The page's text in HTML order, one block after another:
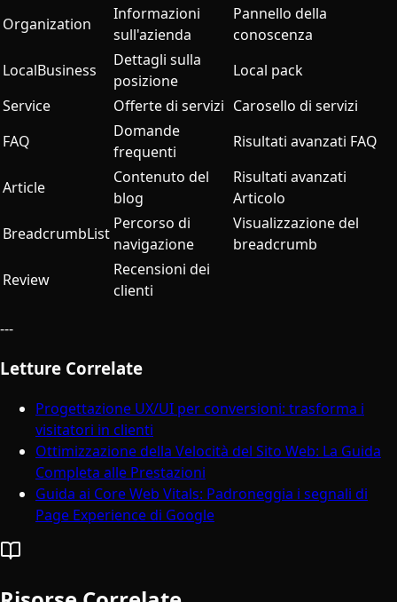
Organization
Informazioni
sull'azienda
Pannello della
conoscenza
LocalBusiness
Dettagli sulla
posizione
Local pack
Service
Offerte di servizi Carosello di servizi
FAQ
Domande
frequenti
Risultati avanzati FAQ
Article
Contenuto del
blog
Risultati avanzati
Articolo
BreadcrumbList
Percorso di
navigazione
Visualizzazione del
breadcrumb
Review
Recensioni dei
clienti
---
Letture Correlate
Progettazione UX/UI per conversioni: trasforma i
visitatori in clienti
Ottimizzazione della Velocità del Sito Web: La Guida
Completa alle Prestazioni
Guida ai Core Web Vitals: Padroneggia i segnali di
Page Experience di Google